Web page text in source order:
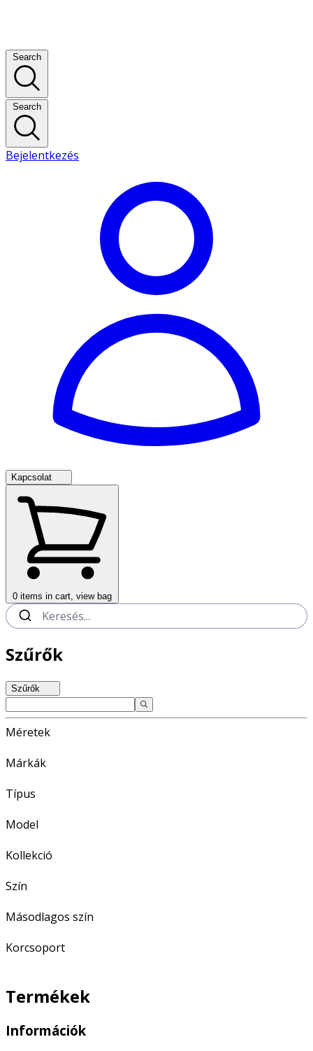
Search
Search
Bejelentkezés
Kapcsolat
0 items in cart, view bag
Szűrők
Szűrők
Méretek
Márkák
Típus
Model
Kollekció
Szín
Másodlagos szín
Korcsoport
Termékek
Információk